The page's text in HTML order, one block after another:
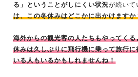
る」ということがしにくい状況が続いて
は、この冬休みはどこかに出かけますか
海外からの観光客の人たちもやってく
休みは久しぶりに飛行機に乗って旅行
いる人もいるかもしれませんね！